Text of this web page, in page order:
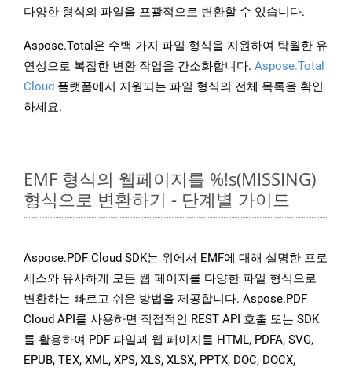
다양한 형식의 파일을 포괄적으로 변환할 수 있습니다.
Aspose.Total은 수백 가지 파일 형식을 지원하여 탁월한 유
연성으로 복잡한 변환 작업을 간소화합니다. Aspose.Total
Cloud 플랫폼에서 지원되는 파일 형식의 전체 목록을 확인
하세요.
EMF 형식의 웹페이지를 %!s(MISSING)
형식으로 변환하기 - 단계별 가이드
Aspose.PDF Cloud SDK는 위에서 EMF에 대해 설명한 프로
세스와 유사하게 모든 웹 페이지를 다양한 파일 형식으로
변환하는 빠르고 쉬운 방법을 제공합니다. Aspose.PDF
Cloud API를 사용하면 직접적인 REST API 호출 또는 SDK
를 활용하여 PDF 파일과 웹 페이지를 HTML, PDFA, SVG,
EPUB, TEX, XML, XPS, XLS, XLSX, PPTX, DOC, DOCX,